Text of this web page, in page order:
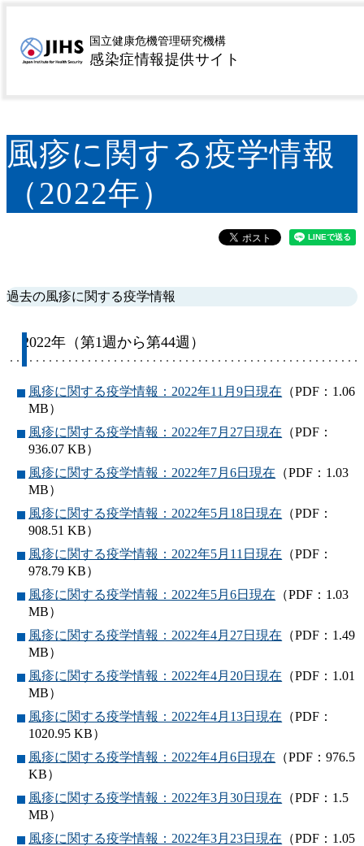
国立健康危機管理研究機構
感染症情報提供サイト
トップページ>サーベイランス>感染症サーベイラン
ス情報のまとめ・評価>風疹に関する疫学情報（2022
風疹に関する疫学情報
（2022年）
過去の風疹に関する疫学情報
2022年（第1週から第44週）
風疹に関する疫学情報：2022年11月9日現在 （PDF：1.06
MB）
風疹に関する疫学情報：2022年7月27日現在 （PDF：
936.07 KB）
風疹に関する疫学情報：2022年7月6日現在 （PDF：1.03
MB）
風疹に関する疫学情報：2022年5月18日現在 （PDF：
908.51 KB）
風疹に関する疫学情報：2022年5月11日現在 （PDF：
978.79 KB）
風疹に関する疫学情報：2022年5月6日現在 （PDF：1.03
MB）
風疹に関する疫学情報：2022年4月27日現在 （PDF：1.49
MB）
風疹に関する疫学情報：2022年4月20日現在 （PDF：1.01
MB）
風疹に関する疫学情報：2022年4月13日現在 （PDF：
1020.95 KB）
風疹に関する疫学情報：2022年4月6日現在 （PDF：976.5
KB）
風疹に関する疫学情報：2022年3月30日現在 （PDF：1.5
MB）
風疹に関する疫学情報：2022年3月23日現在 （PDF：1.05